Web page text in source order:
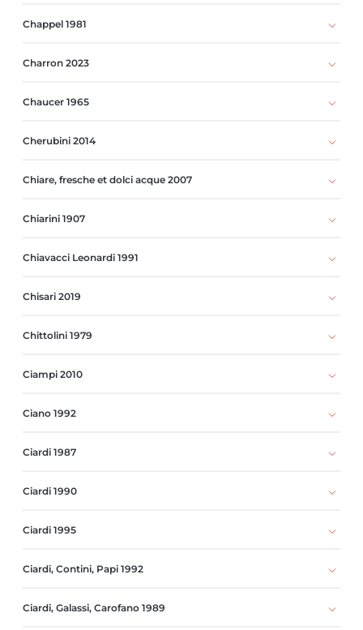
Chappel 1981
Charron 2023
Chaucer 1965
Cherubini 2014
Chiare, fresche et dolci acque 2007
Chiarini 1907
Chiavacci Leonardi 1991
Chisari 2019
Chittolini 1979
Ciampi 2010
Ciano 1992
Ciardi 1987
Ciardi 1990
Ciardi 1995
Ciardi, Contini, Papi 1992
Ciardi, Galassi, Carofano 1989